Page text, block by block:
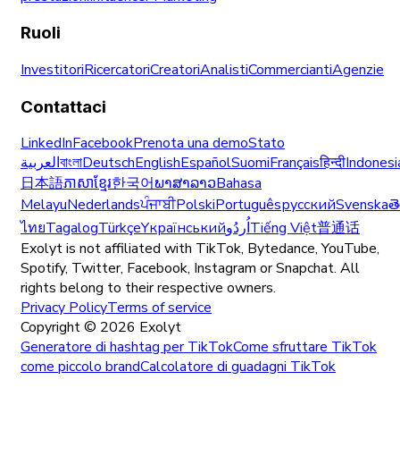
Ruoli
InvestitoriRicercatoriCreatoriAnalistiCommerciantiAgenzie
Contattaci
LinkedInFacebookPrenota una demoStato
العربيةবাংলাDeutschEnglishEspañolSuomiFrançaisहिन्दी
日本語ភាសាខ្មែរ한국어ພາສາລາວBahasa
MelayuNederlandsਪੰਜਾਬੀPolskiPortuguêsрусскийSvenska
ไทยTagalogTürkçeYкраїнськийاُردُوTiếng Việt普通话
Exolyt is not affiliated with TikTok, Bytedance, YouTube,
Spotify, Twitter, Facebook, Instagram or Snapchat. All
rights belong to their respective owners.
Privacy PolicyTerms of service
Copyright © 2026 Exolyt
Generatore di hashtag per TikTokCome sfruttare TikTok
come piccolo brandCalcolatore di guadagni TikTok